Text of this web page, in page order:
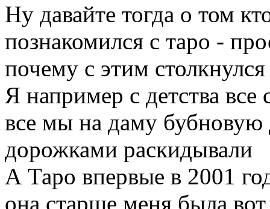
Ну давайте тогда о том
познакомился с таро -
почему с этим столкнулся
Я например с детства
все мы на даму бубновую
дорожками раскидывали
А Таро впервые в 2001
она старше меня была